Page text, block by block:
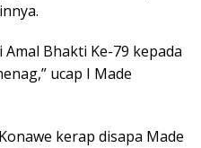
Bhakti Ke-79 kepada
ucap I Made
kerap disapa Made